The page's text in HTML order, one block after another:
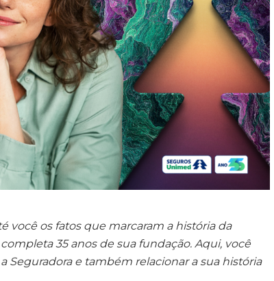
você os fatos que marcaram a história da
35 anos de sua fundação. Aqui, você
Seguradora e também relacionar a sua história